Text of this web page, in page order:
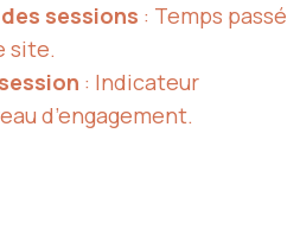
sessions : Temps passé
site.
: Indicateur
d’engagement.